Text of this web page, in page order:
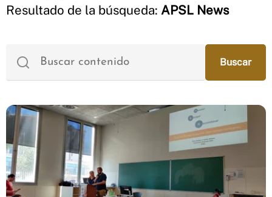
Resultado de la búsqueda: APSL News